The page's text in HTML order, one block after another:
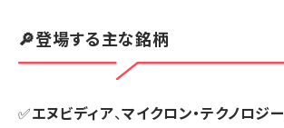
🔎登場する主な銘柄
✅エヌビディア、マイクロン・テクノロジー